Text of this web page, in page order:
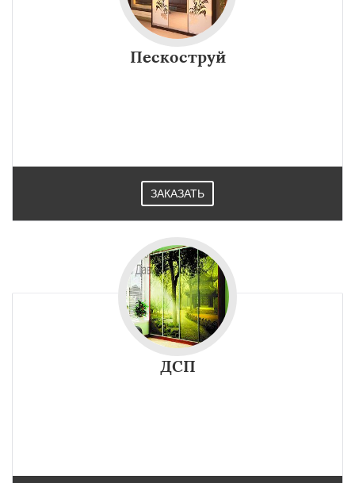
Пескоструй
ЗАКАЗАТЬ
ДСП
УЗНАТЬ ПОДРОБНЕЕ